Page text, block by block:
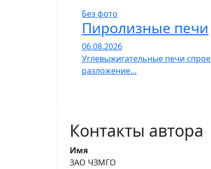
Без фото
Пиролизные печи
06.08.2026
Углевыжигательные печи
разложение…
Контакты автора
Имя
ЗАО ЧЗМГО